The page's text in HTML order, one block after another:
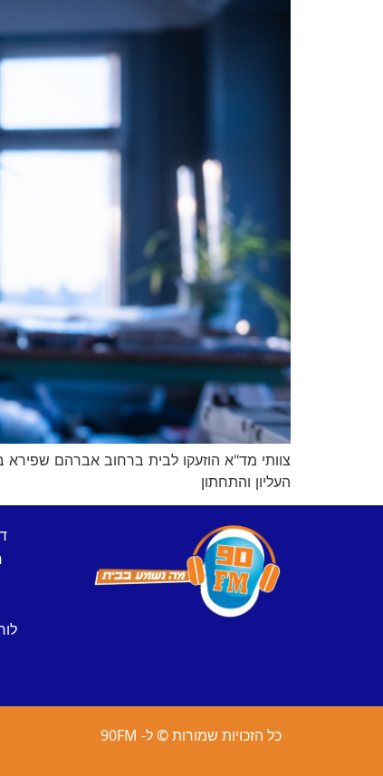
צוותי מד"א הוזעקו לבית ברחוב אברהם שפירא
העליון והתחתון
כל הזכויות שמורות © ל- 90FM